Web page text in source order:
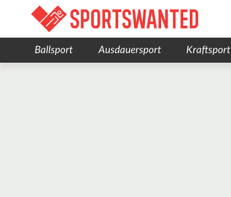
Ballsport Ausdauersport Kraftsport